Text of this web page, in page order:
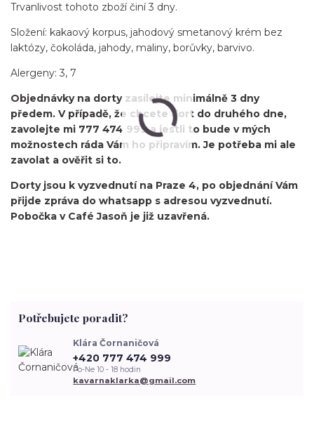
Trvanlivost tohoto zboží činí 3 dny.
Složení: kakaový korpus, jahodový smetanový krém bez
laktózy, čokoláda, jahody, maliny, borůvky, barvivo.
Alergeny: 3, 7
Objednávky na dorty zasílejte minimálně 3 dny
předem. V případě, že chcete dort do druhého dne,
zavolejte mi 777 474 999 a jestli to bude v mých
možnostech ráda Vám ho připravím. Je potřeba mi ale
zavolat a ověřit si to.
Dorty jsou k vyzvednutí na Praze 4, po objednání Vám
přijde zpráva do whatsapp s adresou vyzvednutí.
Pobočka v Café Jasoň je již uzavřená.
Potřebujete poradit?
Klára Čornaničová
+420 777 474 999
Po-Ne 10 - 18 hodin
kavarnaklarka@gmail.com